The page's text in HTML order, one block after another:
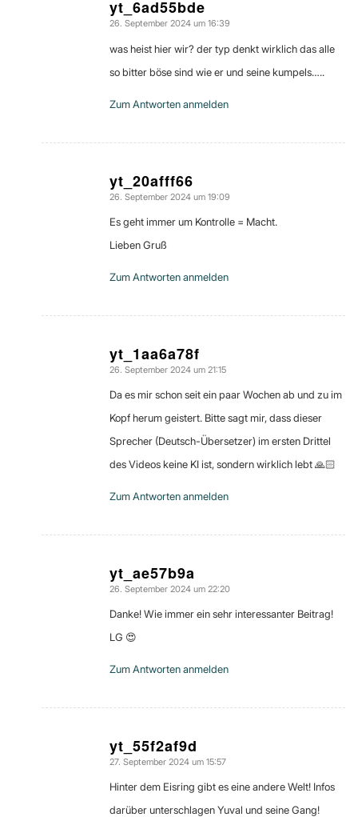
yt_6ad55bde
sagte:
26. September 2024 um 16:39
was heist hier wir? der typ denkt wirklich das alle
so bitter böse sind wie er und seine kumpels…..
Zum Antworten anmelden
yt_20afff66
sagte:
26. September 2024 um 19:09
Es geht immer um Kontrolle = Macht.
Lieben Gruß
Zum Antworten anmelden
yt_1aa6a78f
sagte:
26. September 2024 um 21:15
Da es mir schon seit ein paar Wochen ab und zu im
Kopf herum geistert. Bitte sagt mir, dass dieser
Sprecher (Deutsch-Übersetzer) im ersten Drittel
des Videos keine KI ist, sondern wirklich lebt 🙏🏻
Zum Antworten anmelden
yt_ae57b9a
sagte:
26. September 2024 um 22:20
Danke! Wie immer ein sehr interessanter Beitrag!
LG 😍
Zum Antworten anmelden
yt_55f2af9d
sagte:
27. September 2024 um 15:57
Hinter dem Eisring gibt es eine andere Welt! Infos
darüber unterschlagen Yuval und seine Gang!